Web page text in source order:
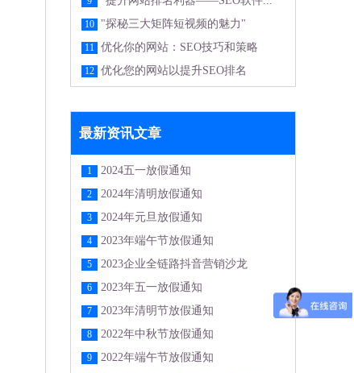
10 "探秘三大矩阵短视频的魅力"
11 优化你的网站：SEO技巧和策略
12 优化您的网站以提升SEO排名
最新资讯文章
1 2024五一放假通知
2 2024年清明放假通知
3 2024年元旦放假通知
4 2023年端午节放假通知
5 2023企业全链路抖音营销沙龙
6 2023年五一放假通知
7 2023年清明节放假通知
8 2022年中秋节放假通知
9 2022年端午节放假通知